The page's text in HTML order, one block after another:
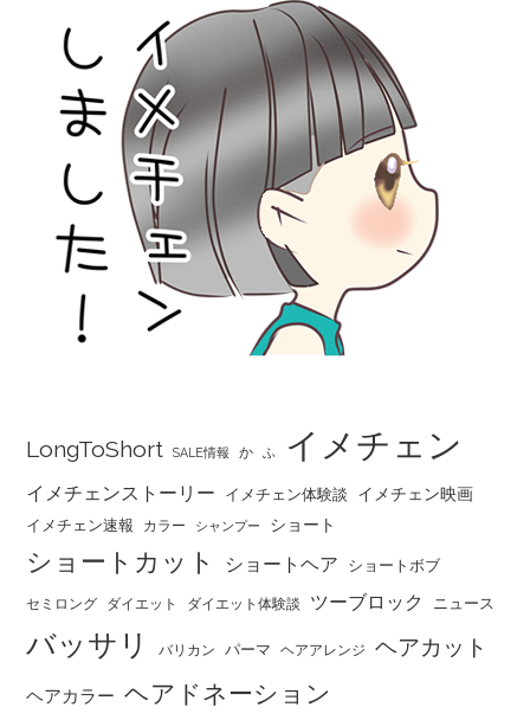
LongToShort SALE情報 か ふ イメチェン
イメチェンストーリー イメチェン体験談 イメチェン映画
イメチェン速報 カラー シャンプー ショート
ショートカット ショートヘア ショートボブ
セミロング ダイエット ダイエット体験談 ツーブロック ニュース
バッサリ バリカン パーマ ヘアアレンジ ヘアカット
ヘアカラー ヘアドネーション